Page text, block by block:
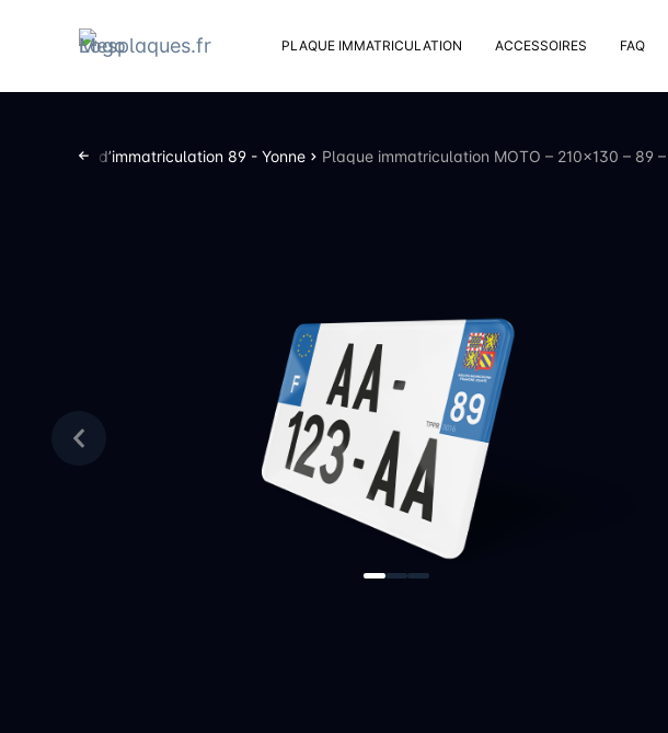
PLAQUE IMMATRICULATION ACCESSOIRES
Rivets
FAQ
Plaques d’immatriculation 89 - Yonne Plaque immatriculation MOTO – 210×130 – 89 –